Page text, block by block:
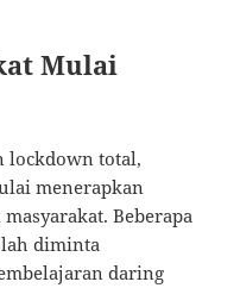
Mulai
lockdown total,
menerapkan
Beberapa
diminta
daring